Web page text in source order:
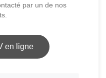
par un de nos
en ligne